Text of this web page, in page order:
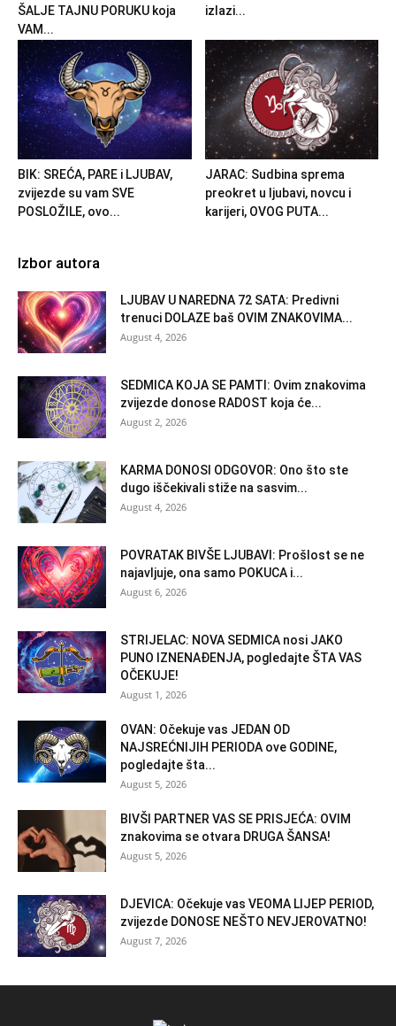
ŠALJE TAJNU PORUKU koja
VAM...
izlazi...
BIK: SREĆA, PARE i LJUBAV,
zvijezde su vam SVE
POSLOŽILE, ovo...
JARAC: Sudbina sprema
preokret u ljubavi, novcu i
karijeri, OVOG PUTA...
Izbor autora
LJUBAV U NAREDNA 72 SATA: Predivni
trenuci DOLAZE baš OVIM ZNAKOVIMA...
August 4, 2026
SEDMICA KOJA SE PAMTI: Ovim znakovima
zvijezde donose RADOST koja će...
August 2, 2026
KARMA DONOSI ODGOVOR: Ono što ste
dugo iščekivali stiže na sasvim...
August 4, 2026
POVRATAK BIVŠE LJUBAVI: Prošlost se ne
najavljuje, ona samo POKUCA i...
August 6, 2026
STRIJELAC: NOVA SEDMICA nosi JAKO
PUNO IZNENAĐENJA, pogledajte ŠTA VAS
OČEKUJE!
August 1, 2026
OVAN: Očekuje vas JEDAN OD
NAJSREĆNIJIH PERIODA ove GODINE,
pogledajte šta...
August 5, 2026
BIVŠI PARTNER VAS SE PRISJEĆA: OVIM
znakovima se otvara DRUGA ŠANSA!
August 5, 2026
DJEVICA: Očekuje vas VEOMA LIJEP PERIOD,
zvijezde DONOSE NEŠTO NEVJEROVATNO!
August 7, 2026